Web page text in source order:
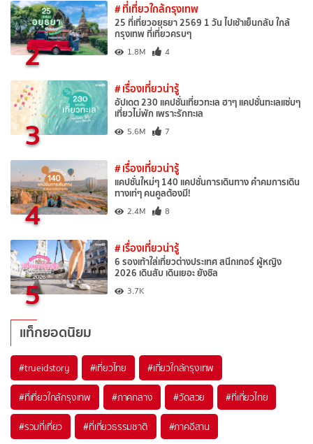
2
# ที่เที่ยวใกล้กรุงเทพ
25 ที่เที่ยวอยุธยา 2569 1 วัน ไปเช้าเย็นกลับ ใกล้
กรุงเทพ ที่เที่ยวครบๆ
1.8M 4
3
# เรื่องเที่ยวน่ารู้
อัปเดต 230 แคปชั่นเที่ยวทะเล ฮาๆ แคปชั่นทะเลแซ่บๆ
เที่ยวไม่พัก เพราะรักทะเล
5.6M 7
4
# เรื่องเที่ยวน่ารู้
แคปชั่นใหม่ๆ 140 แคปชั่นการเดินทาง คำคมการเดิน
ทางเท่ๆ คนคูลต้องมี!
2.4M 8
5
# เรื่องเที่ยวน่ารู้
6 รองเท้าใส่เที่ยวต่างประเทศ สนีกเกอร์ ผู้หญิง
2026 เดินสับ เดินเยอะ ยังชิล
3.7K
แท็กยอดนิยม
#trueidstory #เที่ยวไทย #เที่ยวใกล้กรุงเทพ
#ที่เที่ยวใกล้กรุงเทพ #ภาคกลาง #วัดสวย #ที่เที่ยวไทย
#รวมที่เที่ยว #ที่เที่ยวธรรมชาติ #ภาคอีสาน